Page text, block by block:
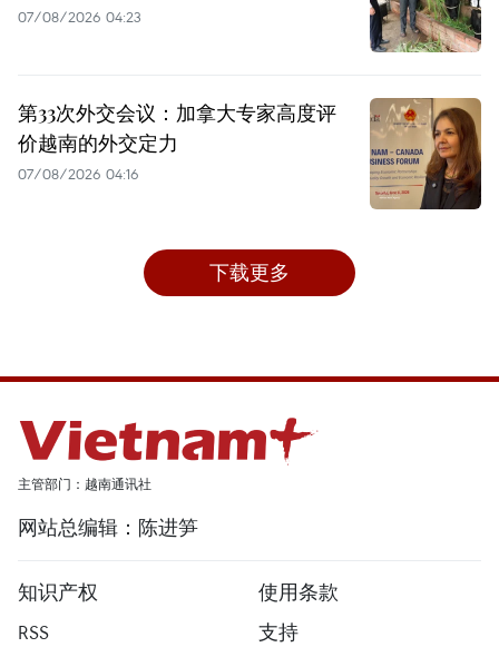
07/08/2026 04:23
第33次外交会议：加拿大专家高度评
价越南的外交定力
07/08/2026 04:16
下载更多
主管部门：越南通讯社
网站总编辑：陈进笋
知识产权
使用条款
RSS
支持